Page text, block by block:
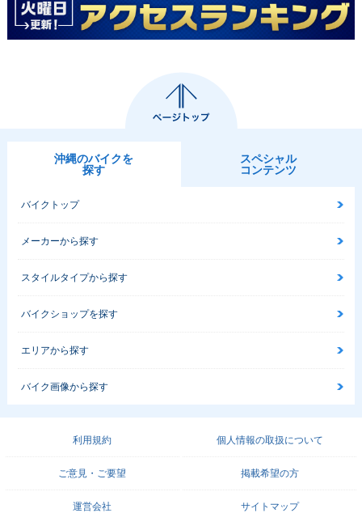
沖縄のバイクを
探す
スペシャル
コンテンツ
バイクトップ
メーカーから探す
スタイルタイプから探す
バイクショップを探す
エリアから探す
バイク画像から探す
利用規約 個人情報の取扱について
ご意見・ご要望 掲載希望の方
運営会社 サイトマップ